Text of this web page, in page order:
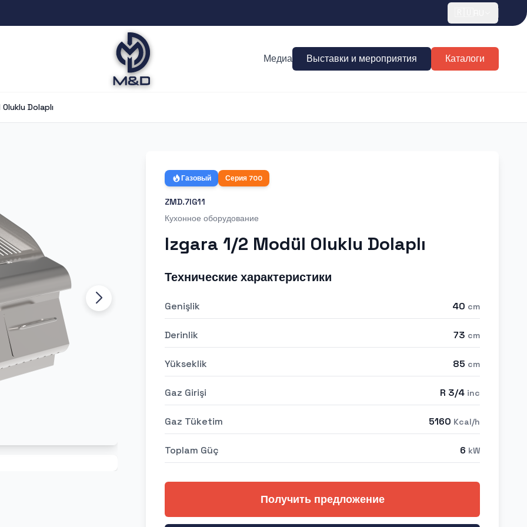
Медиа Выставки и мероприятия Каталоги
Dolaplı
Газовый Серия700
ZMD.7IG11
Кухонное оборудование
Izgara 1/2 Modül Oluklu Dolaplı
Технические характеристики
Genişlik 40 cm
Derinlik 73 cm
Yükseklik 85 cm
Gaz Girişi R 3/4 inc
Gaz Tüketim 5160 Kcal/h
Toplam Güç 6 kW
Получить предложение